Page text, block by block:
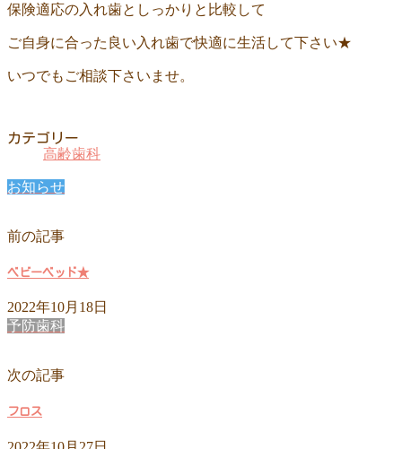
保険適応の入れ歯としっかりと比較して
ご自身に合った良い入れ歯で快適に生活して下さい★
いつでもご相談下さいませ。
カテゴリー
高齢歯科
お知らせ
前の記事
ベビーベッド★
2022年10月18日
予防歯科
次の記事
フロス